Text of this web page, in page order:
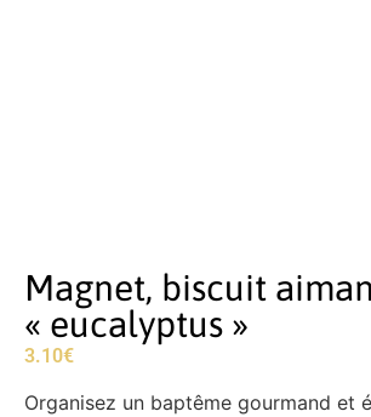
Magnet, biscuit
« eucalyptus »
3.10€
Organisez un baptême gourmand et